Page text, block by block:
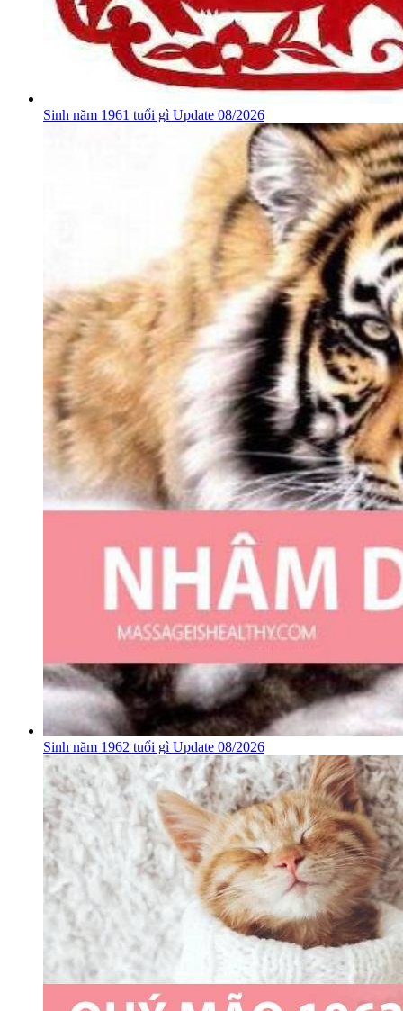
Sinh năm 1961 tuổi gì Update 08/2026
Sinh năm 1962 tuổi gì Update 08/2026